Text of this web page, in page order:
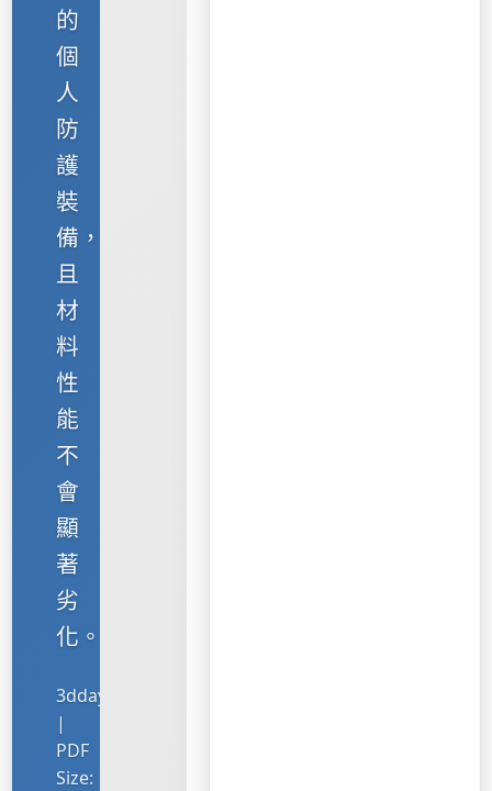
的
個
人
防
護
裝
備，
且
材
料
性
能
不
會
顯
著
劣
化。
3ddayinji.com
|
PDF
Size: